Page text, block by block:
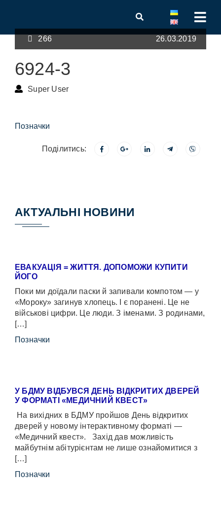
266 26.03.2019
6924-3
Super User
Позначки
Поділитись:
АКТУАЛЬНІ НОВИНИ
ЕВАКУАЦІЯ = ЖИТТЯ. ДОПОМОЖИ КУПИТИ
ЙОГО
Поки ми доїдали паски й запивали компотом — у
«Мороку» загинув хлопець. І є поранені. Це не
військові цифри. Це люди. З іменами. З родинами,
[…]
Позначки
У БДМУ ВІДБУВСЯ ДЕНЬ ВІДКРИТИХ ДВЕРЕЙ
У ФОРМАТІ «МЕДИЧНИЙ КВЕСТ»
На вихідних в БДМУ пройшов День відкритих
дверей у новому інтерактивному форматі —
«Медичний квест». Захід дав можливість
майбутнім абітурієнтам не лише ознайомитися з
[…]
Позначки